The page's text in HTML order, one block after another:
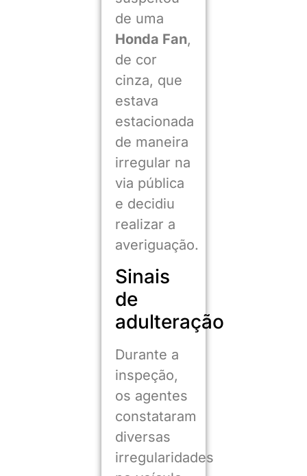
de uma
Honda Fan,
de cor
cinza, que
estava
estacionada
de maneira
irregular na
via pública
e decidiu
realizar a
averiguação.
Sinais
de
adulteração
Durante a
inspeção,
os agentes
constataram
diversas
irregularidades